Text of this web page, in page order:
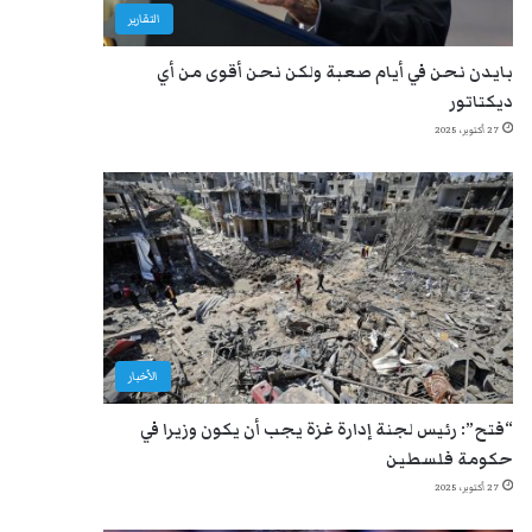
التقارير
بايدن نحن في أيام صعبة ولكن نحن أقوى من أي
ديكتاتور
27 أكتوبر، 2025
الأخبار
“فتح”: رئيس لجنة إدارة غزة يجب أن يكون وزيرا في
حكومة فلسطين
27 أكتوبر، 2025